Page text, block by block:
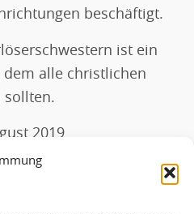
beschäftigt.
ist ein
dem alle christlichen
sollten.
2019